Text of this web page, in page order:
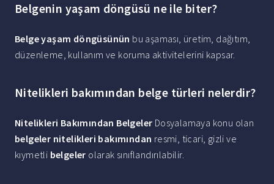
Belgenin yaşam döngüsü ne ile biter?
Belge yaşam döngüsünün bu aşaması, üretim, dağıtım,
düzenleme, kullanım ve koruma aktivitelerini kapsar.
Nitelikleri bakımından belge türleri nelerdir?
Nitelikleri Bakımından Belgeler Dosyalamaya konu olan
belgeler nitelikleri bakımından resmi, ticari, gizli ve
kıymetli belgeler olarak sınıflandırılabilir.